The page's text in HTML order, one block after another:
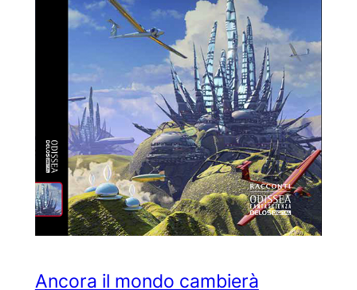
Ancora il mondo cambierà